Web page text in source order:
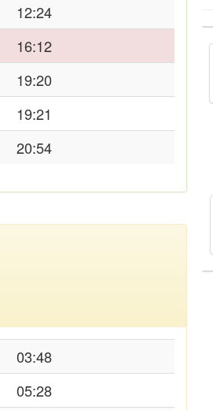
12:24
16:12
19:20
19:21
20:54
03:48
05:28